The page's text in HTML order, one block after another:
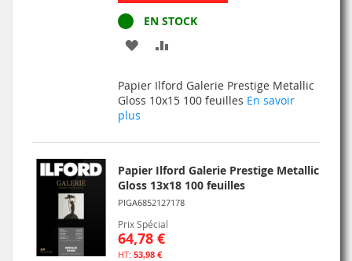
EN STOCK
AJOUTER
MA
COMPARATEUR
Papier Ilford Galerie Prestige Metallic
Gloss 10x15 100 feuilles En savoir
plus
Papier Ilford Galerie Prestige Metallic
Gloss 13x18 100 feuilles
PIGA6852127178
Prix Spécial
64,78 €
53,98 €